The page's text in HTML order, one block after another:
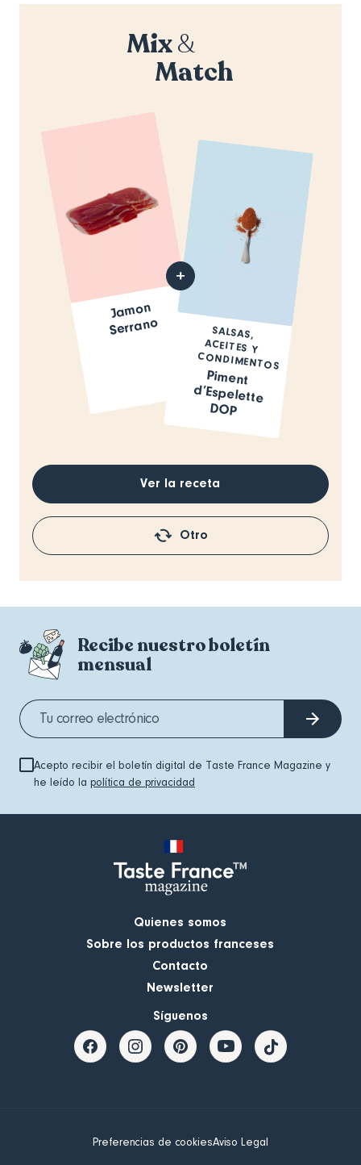
Mix&
Match
Ja
mon
Serrano SALSAS,
ACEITES Y
CONDIMENTOS
Piment
d’Espelette
DOP
Ver la receta
Otro
Recibe nuestro boletín
mensual
Acepto recibir el boletín digital de Taste France Magazine y
he leído la política de privacidad
Quienes somos
Sobre los productos franceses
Contacto
Newsletter
Síguenos
Preferencias de cookiesAviso Legal